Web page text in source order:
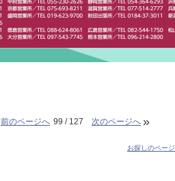
前のページへ 99 / 127 次のページへ »
お探しのペー